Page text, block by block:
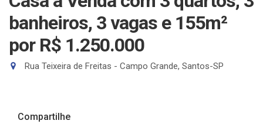
banheiros, 3 vagas e 155m²
por R$ 1.250.000
Rua Teixeira de Freitas - Campo Grande, Santos-SP
Compartilhe